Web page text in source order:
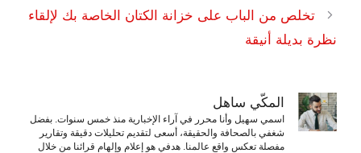
تخلص من الباب على خزانة الكتان الخاصة بك لإلقاء
نظرة بديلة أنيقة
المكّي ساهل
اسمي سهيل وأنا محرر في آراء الإخبارية منذ خمس سنوات. بفضل
شغفي بالصحافة والحقيقة، أسعى لتقديم تحليلات دقيقة وتقارير
مفصلة تعكس واقع عالمنا. هدفي هو إعلام وإلهام قرائنا من خلال